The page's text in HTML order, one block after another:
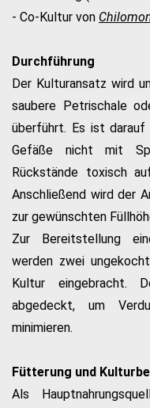
- Co-Kultur von
Durchführung
Der Kulturansatz wird
saubere Petrischale
überführt. Es ist
Gefäße nicht mit
Rückstände toxisch
Anschließend wird der
zur gewünschten
Zur Bereitstellung
werden zwei
Kultur eingebracht.
abgedeckt, um
minimieren.
Fütterung und
Als